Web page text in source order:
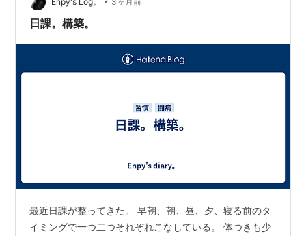
日課。構築。
最近日課が整ってきた。 早朝、朝、昼、夕、寝る前のタ
イミングで一つ二つそれぞれこなしている。 体つきも少